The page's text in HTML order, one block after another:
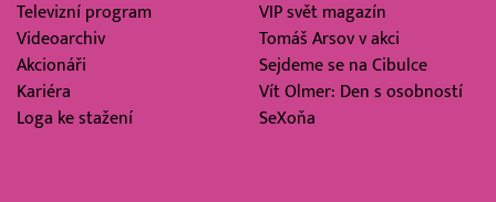
Televizní program
Videoarchiv
Akcionáři
Kariéra
Loga ke stažení
VIP svět magazín
Tomáš Arsov v akci
Sejdeme se na Cibulce
Vít Olmer: Den s osobností
SeXoňa